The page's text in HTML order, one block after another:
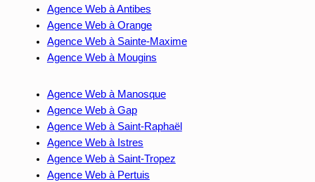
Agence Web à Antibes
Agence Web à Orange
Agence Web à Sainte-Maxime
Agence Web à Mougins
Agence Web à Manosque
Agence Web à Gap
Agence Web à Saint-Raphaël
Agence Web à Istres
Agence Web à Saint-Tropez
Agence Web à Pertuis